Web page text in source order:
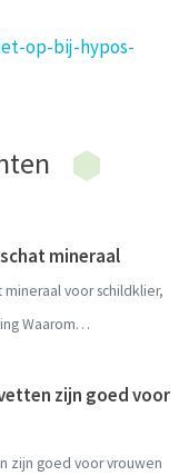
op-bij-hypos-
mineraal
voor schildklier,
Waarom…
zijn goed voor
zijn goed voor vrouwen